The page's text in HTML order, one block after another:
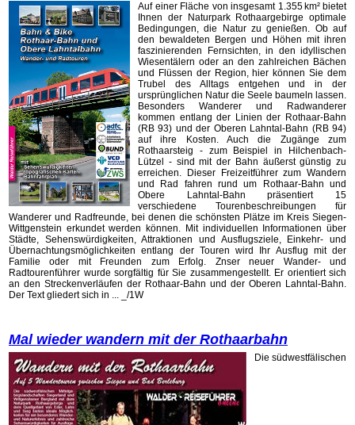
Auf einer Fläche von insgesamt 1.355 km² bietet
Ihnen der Naturpark Rothaargebirge optimale
Bedingungen, die Natur zu genießen. Ob auf
den bewaldeten Bergen und Höhen mit ihren
faszinierenden Fernsichten, in den idyllischen
Wiesentälern oder an den zahlreichen Bächen
und Flüssen der Region, hier können Sie dem
Trubel des Alltags entgehen und in der
ursprünglichen Natur die Seele baumeln lassen.
Besonders Wanderer und Radwanderer
kommen entlang der Linien der Rothaar-Bahn
(RB 93) und der Oberen Lahntal-Bahn (RB 94)
auf ihre Kosten. Auch die Zugänge zum
Rothaarsteig - zum Beispiel in Hilchenbach-
Lützel - sind mit der Bahn äußerst günstig zu
erreichen. Dieser Freizeitführer zum Wandern
und Rad fahren rund um Rothaar-Bahn und
Obere Lahntal-Bahn präsentiert 15
verschiedene Tourenbeschreibungen für
Wanderer und Radfreunde, bei denen die schönsten Plätze im Kreis Siegen-
Wittgenstein erkundet werden können. Mit individuellen Informationen über
Städte, Sehenswürdigkeiten, Attraktionen und Ausflugsziele, Einkehr- und
Übernachtungsmöglichkeiten entlang der Touren wird Ihr Ausflug mit der
Familie oder mit Freunden zum Erfolg. Znser neuer Wander- und
Radtourenführer wurde sorgfältig für Sie zusammengestellt. Er orientiert sich
an den Streckenverläufen der Rothaar-Bahn und der Oberen Lahntal-Bahn.
Der Text gliedert sich in ... _/1W
Mal wieder wandern mit der Rothaarbahn
Die südwestfälischen